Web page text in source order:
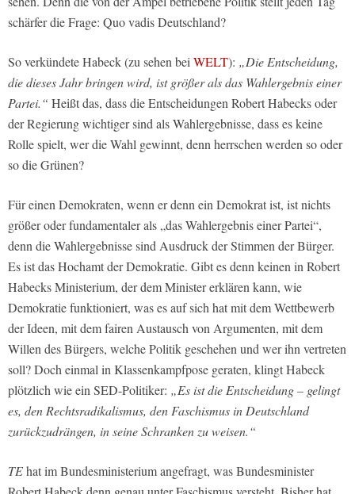
schärfer die Frage: Quo vadis Deutschland?
So verkündete Habeck (zu sehen beiWELT): „Die Entscheidung,
die dieses Jahr bringen wird, ist größer als das Wahlergebnis einer
Partei.“ Heißt das, dass die Entscheidungen Robert Habecks oder
der Regierung wichtiger sind als Wahlergebnisse, dass es keine
Rolle spielt, wer die Wahl gewinnt, denn herrschen werden so oder
so die Grünen?
Für einen Demokraten, wenn er denn ein Demokrat ist, ist nichts
größer oder fundamentaler als „das Wahlergebnis einer Partei“,
denn die Wahlergebnisse sind Ausdruck der Stimmen der Bürger.
Es ist das Hochamt der Demokratie. Gibt es denn keinen in Robert
Habecks Ministerium, der dem Minister erklären kann, wie
Demokratie funktioniert, was es auf sich hat mit dem Wettbewerb
der Ideen, mit dem fairen Austausch von Argumenten, mit dem
Willen des Bürgers, welche Politik geschehen und wer ihn vertreten
soll? Doch einmal in Klassenkampfpose geraten, klingt Habeck
plötzlich wie ein SED-Politiker: „Es ist die Entscheidung – gelingt
es, den Rechtsradikalismus, den Faschismus in Deutschland
zurückzudrängen, in seine Schranken zu weisen.“
TEhat im Bundesministerium angefragt, was Bundesminister